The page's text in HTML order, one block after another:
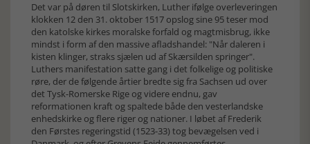
Det var på døren til Slotskirken, Luther ifølge overleveringen
klokken 12 den 31. oktober 1517 opslog sine 95 teser mod
den katolske kirkes moralske forfald og magtmisbrug, ikke
mindst i form af den massive afladshandel: "Når daleren i
kisten klinger, straks sjælen ud af Skærsilden springer".
Luthers manifestation satte gang i det folkelige og politiske
røre, der de følgende årtier bredte sig fra Sachsen ud over
det Tysk-Romerske Rige og videre endnu, gav
reformationen kraft og spaltede både den vesterlandske
enhedskirke og flere riger og nationer. I løbet af Frederik
den Førstes regeringstid (1523-33) tog bevægelsen ved i